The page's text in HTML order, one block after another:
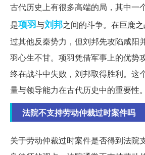
古代历史上有很多高端的局，其中一
是项羽与刘邦之间的斗争。在巨鹿
过其他反秦势力，但刘邦先攻陷咸阳
羽心生不甘。项羽凭借军事上的优势
终在战斗中失败，刘邦取得胜利。这
量与领导能力在古代历史中的重要性。
法院不支持劳动仲裁过时案件吗
关于劳动仲裁过时案件是否得到法院